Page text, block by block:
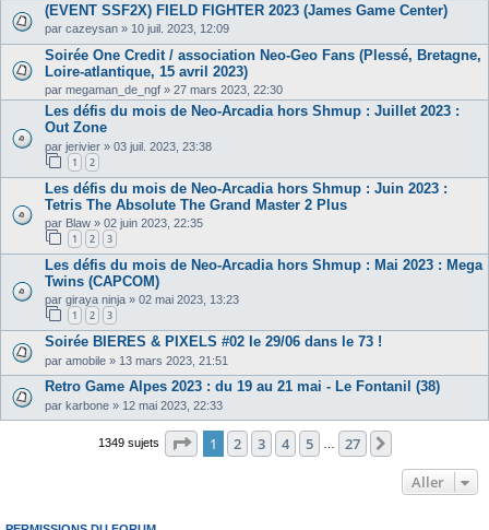
(EVENT SSF2X) FIELD FIGHTER 2023 (James Game Center)
par cazeysan » 10 juil. 2023, 12:09
Soirée One Credit / association Neo-Geo Fans (Plessé, Bretagne,
Loire-atlantique, 15 avril 2023)
par megaman_de_ngf » 27 mars 2023, 22:30
Les défis du mois de Neo-Arcadia hors Shmup : Juillet 2023 :
Out Zone
par jerivier » 03 juil. 2023, 23:38
1 2
Les défis du mois de Neo-Arcadia hors Shmup : Juin 2023 :
Tetris The Absolute The Grand Master 2 Plus
par Blaw » 02 juin 2023, 22:35
1 2 3
Les défis du mois de Neo-Arcadia hors Shmup : Mai 2023 : Mega
Twins (CAPCOM)
par giraya ninja » 02 mai 2023, 13:23
1 2 3
Soirée BIERES & PIXELS #02 le 29/06 dans le 73 !
par amobile » 13 mars 2023, 21:51
Retro Game Alpes 2023 : du 19 au 21 mai - Le Fontanil (38)
par karbone » 12 mai 2023, 22:33
1349 sujets Page 1sur27
1 2 3 4 5 27
Aller